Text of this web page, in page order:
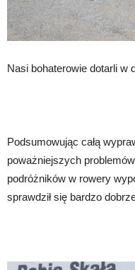
Nasi bohaterowie dotarli w
Podsumowując całą
poważniejszych
podróżników w rowery
sprawdził się bardzo